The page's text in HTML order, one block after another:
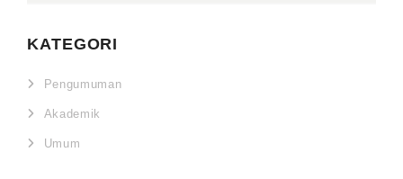
KATEGORI
Pengumuman
Akademik
Umum